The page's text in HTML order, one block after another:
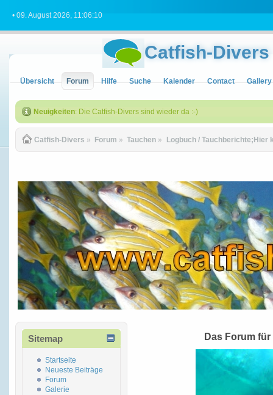
• 09. August 2026, 11:06:10
Catfish-Divers
Übersicht Forum Hilfe Suche Kalender Contact Gallery
Neuigkeiten: Die Catfish-Divers sind wieder da :-)
Catfish-Divers » Forum » Tauchen » Logbuch / Tauchberichte;Hier
Sitemap
Startseite
Neueste Beiträge
Forum
Galerie
Das Forum